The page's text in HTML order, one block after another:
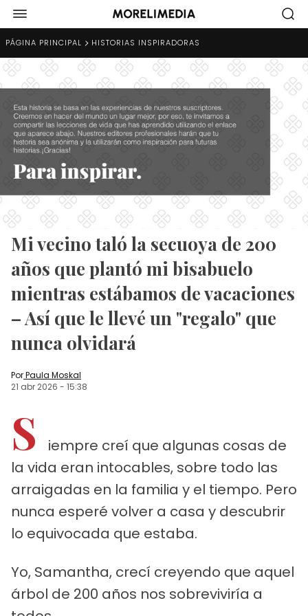
PÁGINA PRINCIPAL HISTORIAS INSPIRADORAS
Mi vecino taló la secuoya de 200
años que plantó mi bisabuelo
mientras estábamos de vacaciones
– Así que le llevé un "regalo" que
nunca olvidará
PorPaula Moskal
21 abr 2026 - 15:38
S
iempre creí que algunas cosas de
la vida eran intocables, sobre todo las
arraigadas en la familia y el tiempo. Pero
nunca esperé volver a casa y descubrir
lo equivocada que estaba.
Yo, Samantha, crecí creyendo que aquel
árbol de 200 años nos sobreviviría a